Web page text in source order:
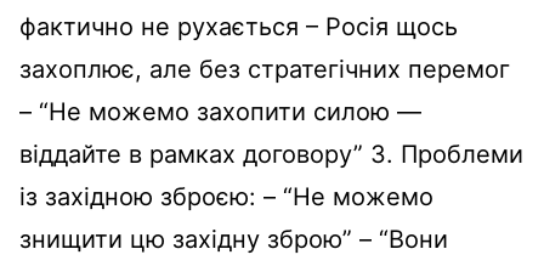
фактично не рухається – Росія щось
захоплює, але без стратегічних перемог
– “Не можемо захопити силою —
віддайте в рамках договору” 3. Проблеми
із західною зброєю: – “Не можемо
знищити цю західну зброю” – “Вони